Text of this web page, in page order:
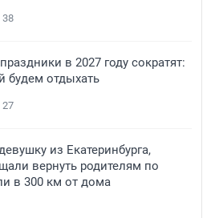
38
в 2027 году сократят:
будем отдыхать
27
из Екатеринбурга,
вернуть родителям по
в 300 км от дома